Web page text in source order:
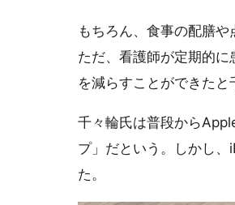
もちろん、食事の配膳
ただ、看護師が定期的
を減らすことができたと
千々輪氏は普段から
プ」だという。しかし
た。